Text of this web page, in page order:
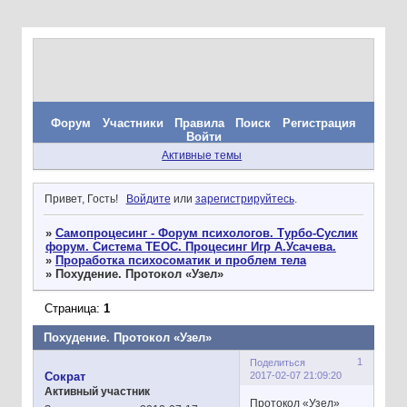
Форум Участники Правила Поиск
Регистрация
Войти
Активные темы
Привет, Гость! Войдите или зарегистрируйтесь.
» Самопроцесинг - Форум психологов. Турбо-Суслик
форум. Система ТЕОС. Процесинг Игр А.Усачева.
» Проработка психосоматик и проблем тела
» Похудение. Протокол «Узел»
Похудение. Протокол «Узел»
Страница: 1
Поделиться
1
2017-02-07 21:09:20
Сократ
Активный участник
Протокол «Узел»